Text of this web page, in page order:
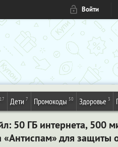
Войти
17 Дети 7 Промокоды 50 Здоровье 3
50 ГБ интернета, 500
«Антиспам» для защиты